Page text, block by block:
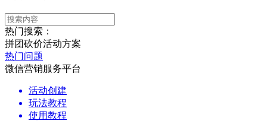
热门搜索：
拼团砍价活动方案
热门问题
微信营销服务平台
活动创建
玩法教程
使用教程